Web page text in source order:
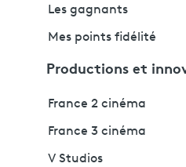
Les gagnants
Mes points fidélité
Productions et
France 2 cinéma
France 3 cinéma
V Studios